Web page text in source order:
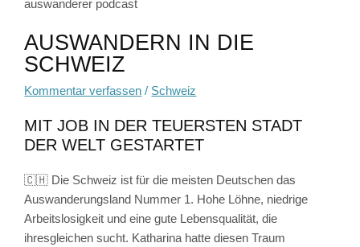
AUSWANDERN IN DIE
SCHWEIZ
Kommentar verfassen / Schweiz
MIT JOB IN DER TEUERSTEN STADT
DER WELT GESTARTET
🇨🇭 Die Schweiz ist für die meisten Deutschen das
Auswanderungsland Nummer 1. Hohe Löhne, niedrige
Arbeitslosigkeit und eine gute Lebensqualität, die
ihresgleichen sucht. Katharina hatte diesen Traum